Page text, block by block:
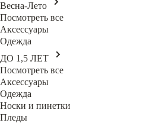
Весна-Лето
Посмотреть все
Аксессуары
Одежда
ДО 1,5 ЛЕТ
Посмотреть все
Аксессуары
Одежда
Носки и пинетки
Пледы